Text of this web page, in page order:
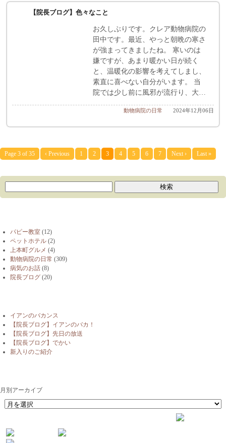
【院長ブログ】色々なこと
お久しぶりです。クレア動物病院の
田中です。最近、やっと朝晩の寒さ
が強まってきましたね。 寒いのは
嫌ですが、あまり暖かい日が続く
と、温暖化の影響を考えてしまし、
素直に喜べない自分がいます。 当
院では少し前に風邪が流行り、大…
2024年12月06日
動物病院の日常
Page 3 of 35 ‹ Previous 1 2 3 4 5 6 7 Next › Last »
パピー教室 (12)
ペットホテル (2)
上本町グルメ (4)
動物病院の日常 (309)
病気のお話 (8)
院長ブログ (20)
イアンのバカンス
【院長ブログ】イアンのバカ！
【院長ブログ】先日の放送
【院長ブログ】でかい
新入りのご紹介
月別アーカイブ